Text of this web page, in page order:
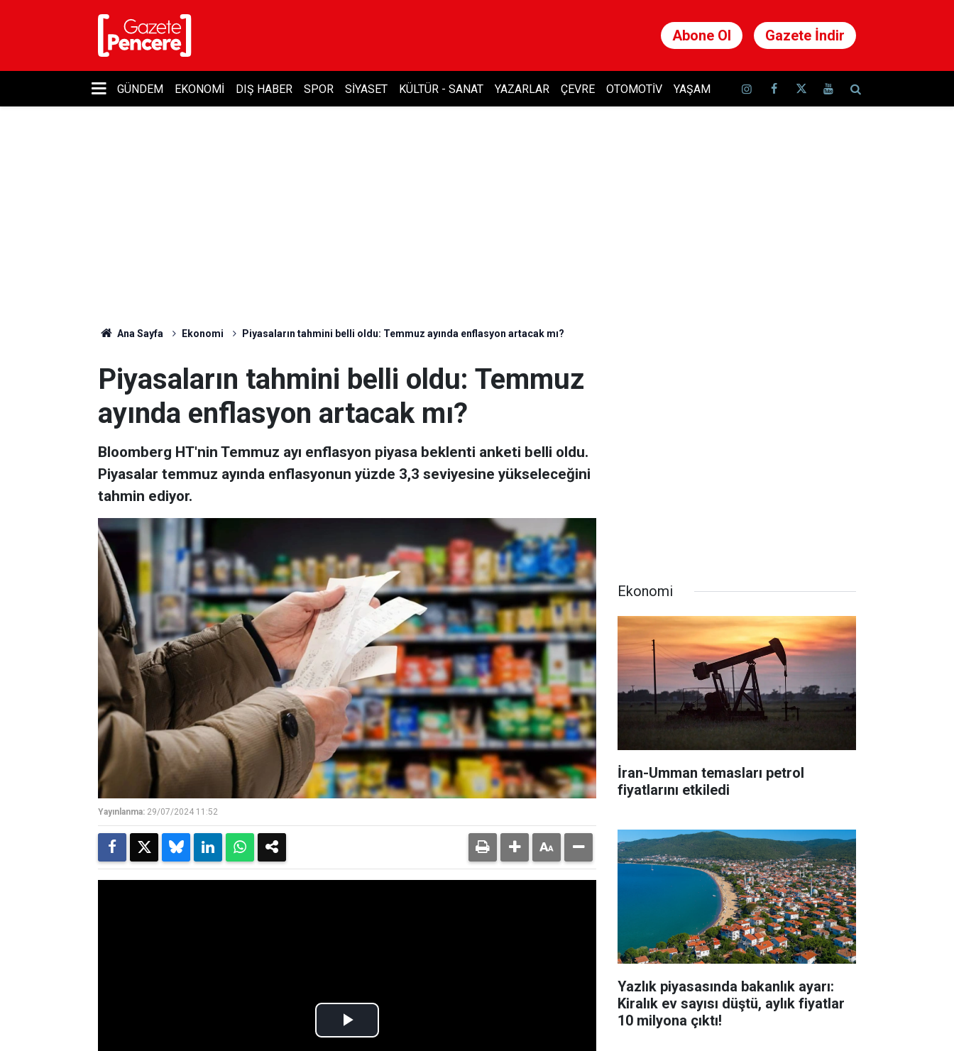
Abone Ol Gazete İndir
GÜNDEM EKONOMI DIŞ HABER SPOR SIYASET KÜLTÜR - SANAT YAZARLAR ÇEVRE OTOMOTIV YAŞAM
Ana Sayfa Ekonomi Piyasaların tahmini belli oldu: Temmuz ayında enflasyon artacak mı?
Piyasaların tahmini belli oldu: Temmuz
ayında enflasyon artacak mı?
Bloomberg HT'nin Temmuz ayı enflasyon piyasa beklenti anketi belli oldu.
Piyasalar temmuz ayında enflasyonun yüzde 3,3 seviyesine yükseleceğini
tahmin ediyor.
Yayınlanma: 29/07/2024 11:52
Ekonomi
İran-Umman temasları petrol
fiyatlarını etkiledi
Yazlık piyasasında bakanlık ayarı:
Kiralık ev sayısı düştü, aylık fiyatlar
10 milyona çıktı!